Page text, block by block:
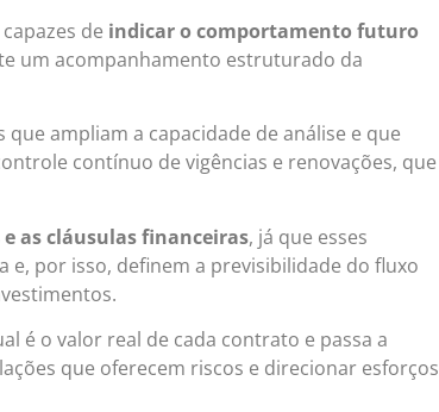
de indicar o comportamento futuro
um acompanhamento estruturado da
ampliam a capacidade de análise e que
contínuo de vigências e renovações, que
as cláusulas financeiras, já que esses
e, por isso, definem a previsibilidade do fluxo
é o valor real de cada contrato e passa a
que oferecem riscos e direcionar esforços